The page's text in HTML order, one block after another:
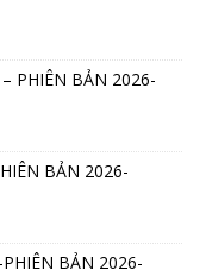
PHIÊN BẢN 2026-
BẢN 2026-
BẢN 2026-